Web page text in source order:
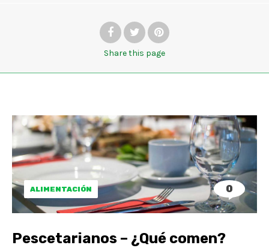
Sharethis page
ALIMENTACIÓN 0
Pescetarianos – ¿Qué comen?